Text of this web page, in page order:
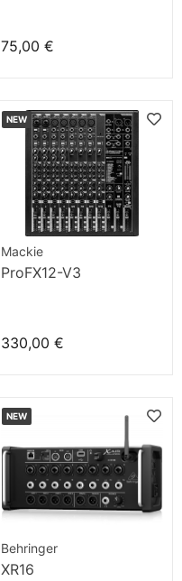
75,00 €
NEW
Mackie
ProFX12-V3
330,00 €
NEW
Behringer
XR16